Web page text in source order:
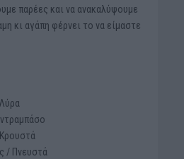
παρέες και να ανακαλύψουμε
κι αγάπη φέρνει το να είμαστε
/ Πνευστά